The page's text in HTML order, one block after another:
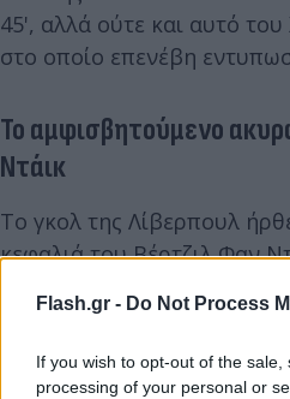
Flash.gr - Do Not Process
If you wish to opt-out of the
processing of your personal or
45', αλλά ούτε και αυτό του
στο οποίο επενέβη
Το αμφισβητούμενο
Ντάικ
Το γκολ της Λίβερπουλ
κεφαλιά του Βέρτζιλ Φαν
που θα ξεσηκώσει
ακυρώθηκε καθώς ο
στην αρχή της φάσης. Ο
VAR πως παρεμπόδιζε τον